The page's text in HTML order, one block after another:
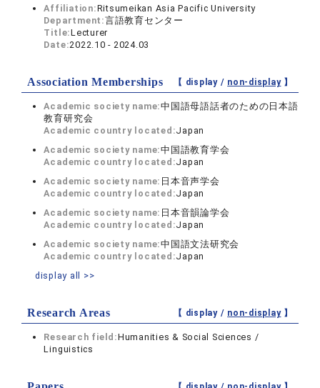
Affiliation:Ritsumeikan Asia Pacific University
Department:言語教育センター
Title:Lecturer
Date:2022.10 - 2024.03
Association Memberships 【 display / non-display】
Academic society name:中国語母語話者のための日本語
教育研究会
Academic country located:Japan
Academic society name:中国語教育学会
Academic country located:Japan
Academic society name: 日本音声学会
Academic country located:Japan
Academic society name: 日本音韻論学会
Academic country located:Japan
Academic society name:中国語文法研究会
Academic country located:Japan
display all >>
Research Areas 【 display / non-display】
Research field:Humanities & Social Sciences /
Linguistics